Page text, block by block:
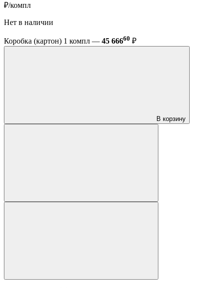
₽/компл
Нет в наличии
Коробка (картон) 1 компл — 45 66660 ₽
В корзину